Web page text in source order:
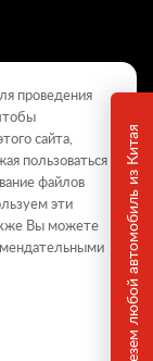
Привезем любой автомобиль из Китая
и не
Статьи
обращайтесь в
проведения
сайта,
пользоваться
файлов
эти
Вы можете